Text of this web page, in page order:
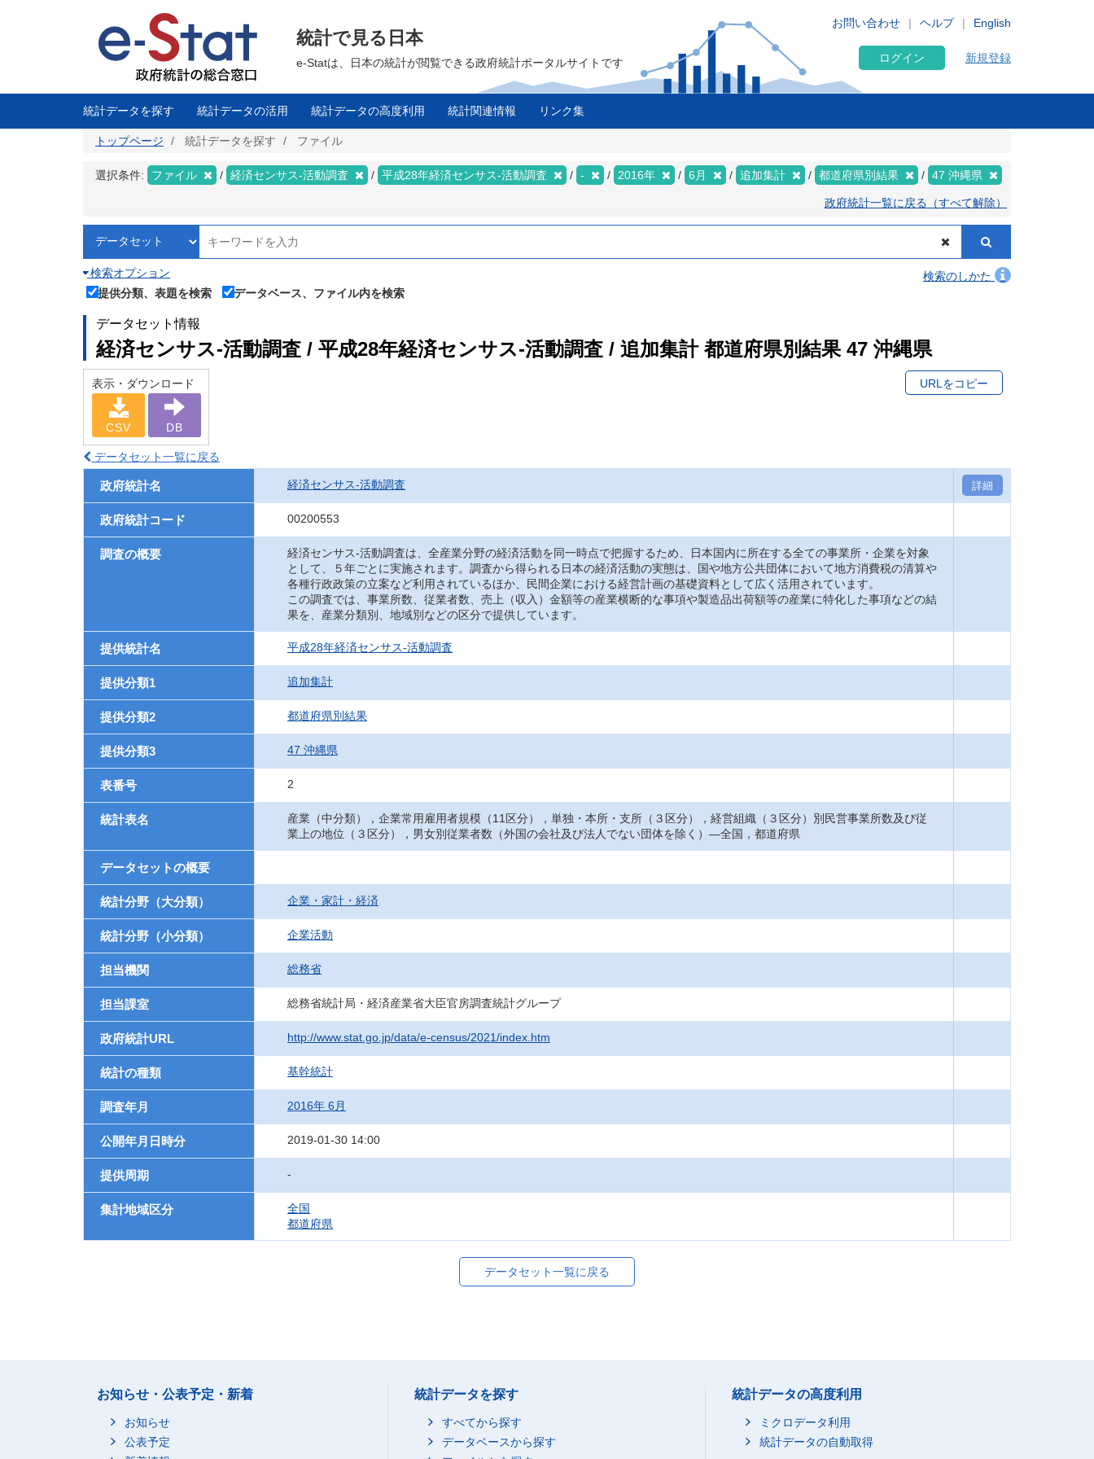
に
English
お問い合わせ ヘルプ
統計で見る日本
e-Statは、日本の統計が閲覧できる政府統計ポータルサイトです ログイン 新規登録
統計データを探す 統計データの活用 統計データの高度利用 統計関連情報 リンク集
トップページ 統計データを探す ファイル
選択条件: ファイル 経済センサス‐活動調査 平成28年経済センサス‐活動調査 - 2016年 6月 追加集計 都道府県別結果 47 沖縄県
政府統計一覧に戻る（すべて解除）
検索オプション
検索のしかた
提供分類、表題を検索
データベース、ファイル内を検索
データセット情報
経済センサス‐活動調査 / 平成28年経済センサス‐活動調査 / 追加集計 都道府県別結果 47 沖縄県
表示・ダウンロード
CSV DB
URLをコピー
データセット一覧に戻る
政府統計名 経済センサス‐活動調査 詳細
政府統計コード 00200553
調査の概要
経済センサス‐活動調査は、全産業分野の経済活動を同一時点で把握するため、日本国内に所在する全ての事業所・企業を対象
として、５年ごとに実施されます。調査から得られる日本の経済活動の実態は、国や地方公共団体において地方消費税の清算や
各種行政政策の立案など利用されているほか、民間企業における経営計画の基礎資料として広く活用されています。
この調査では、事業所数、従業者数、売上（収入）金額等の産業横断的な事項や製造品出荷額等の産業に特化した事項などの結
果を、産業分類別、地域別などの区分で提供しています。
提供統計名 平成28年経済センサス‐活動調査
提供分類1 追加集計
提供分類2 都道府県別結果
提供分類3 47 沖縄県
表番号 2
統計表名
産業（中分類），企業常用雇用者規模（11区分），単独・本所・支所（３区分），経営組織（３区分）別民営事業所数及び従
業上の地位（３区分），男女別従業者数（外国の会社及び法人でない団体を除く）―全国，都道府県
データセットの概要
統計分野（大分類） 企業・家計・経済
統計分野（小分類） 企業活動
担当機関 総務省
担当課室 総務省統計局・経済産業省大臣官房調査統計グループ
政府統計URL http://www.stat.go.jp/data/e-census/2021/index.htm
統計の種類 基幹統計
調査年月 2016年 6月
公開年月日時分 2019-01-30 14:00
提供周期 -
集計地域区分
全国
都道府県
データセット一覧に戻る
お知らせ・公表予定・新着
お知らせ
公表予定
統計データを探す
すべてから探す
データベースから探す
統計データの高度利用
ミクロデータ利用
統計データの自動取得